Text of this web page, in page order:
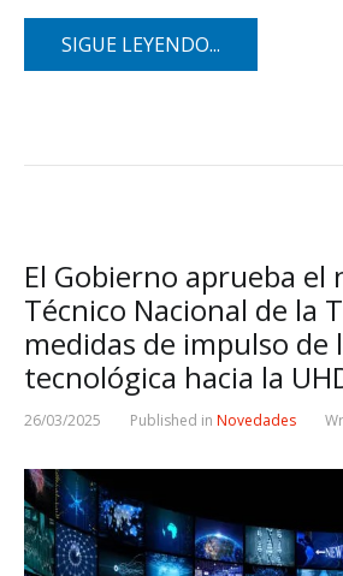
SIGUE LEYENDO...
El Gobierno aprueba el
Técnico Nacional de la
medidas de impulso de
tecnológica hacia la
26/03/2025 Published in Novedades